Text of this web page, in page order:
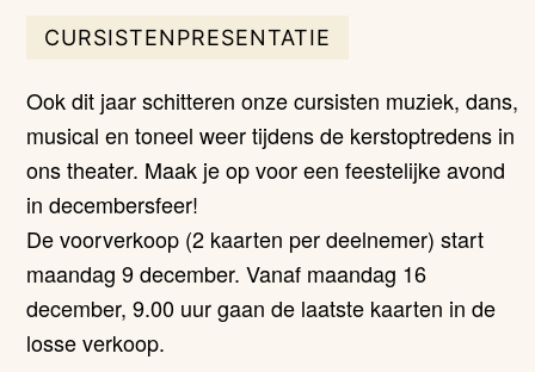
CURSISTENPRESENTATIE
Ook dit jaar schitteren onze cursisten muziek, dans,
musical en toneel weer tijdens de kerstoptredens in
ons theater. Maak je op voor een feestelijke avond
in decembersfeer!
De voorverkoop (2 kaarten per deelnemer) start
maandag 9 december. Vanaf maandag 16
december, 9.00 uur gaan de laatste kaarten in de
losse verkoop.